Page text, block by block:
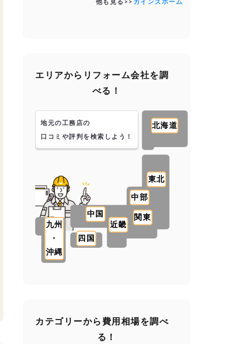
他も見る>> カインズホーム
エリアからリフォーム会社を調
べる！
北海道
東北
関東
中部
近畿
中国
四国
九州
・
沖縄
地元の工務店の
口コミや評判を検索しよう！
カテゴリーから費用相場を調べ
る！